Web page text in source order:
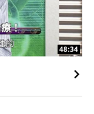
48:34